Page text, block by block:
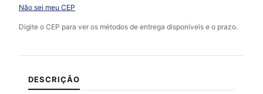
Não sei meu CEP
Digite o CEP para ver os métodos de entrega disponíveis e o prazo.
DESCRIÇÃO